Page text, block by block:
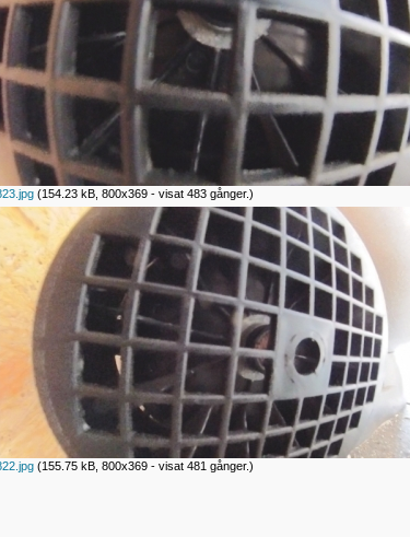
(154.23 kB, 800x369 - visat 483 gånger.)
(155.75 kB, 800x369 - visat 481 gånger.)